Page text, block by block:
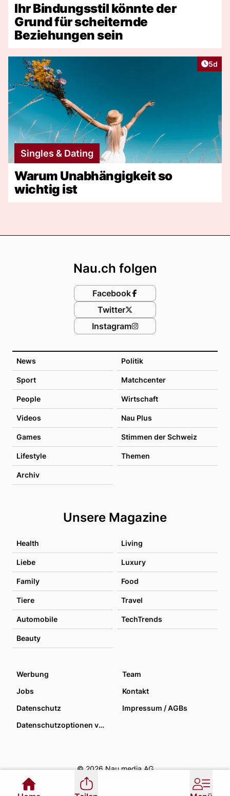
Ihr Bindungsstil könnte der
Grund für scheiternde
Beziehungen sein
5d
Singles & Dating
Warum Unabhängigkeit so
wichtig ist
News Politik
Sport Matchcenter
People Wirtschaft
Videos Nau Plus
Games Stimmen der Schweiz
Lifestyle Themen
Archiv
Unsere Magazine
Health Living
Liebe Luxury
Family Food
Tiere Travel
Automobile TechTrends
Beauty
Nau.ch folgen
Facebook
Twitter
Instagram
Werbung
Team
Jobs
Kontakt
Datenschutz
Impressum / AGBs
Datenschutzoptionen verwalten
© 2026 Nau media AG